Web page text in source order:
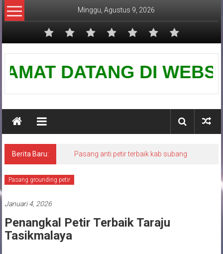
Lompat
ke
Minggu, Agustus 9, 2026
Pusat
GroundingDATANG DI
Berita Baru: Pasang anti petir terbaik kab subang
Pasang grounding petir
Januari 4, 2026
Penangkal Petir Terbaik Taraju
Tasikmalaya